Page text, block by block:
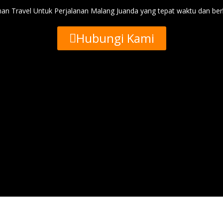
Travel Untuk Perjalanan Malang Juanda yang tepat waktu dan
Hubungi Kami